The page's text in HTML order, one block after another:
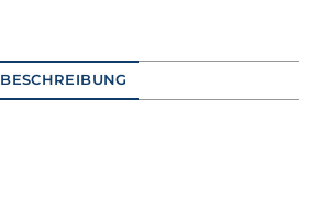
BESCHREIBUNG